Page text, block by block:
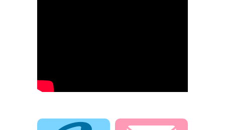
電話でお問合せ